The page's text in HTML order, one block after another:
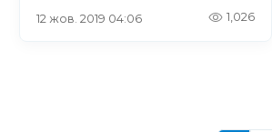
12 жов. 2019 04:06 1,026